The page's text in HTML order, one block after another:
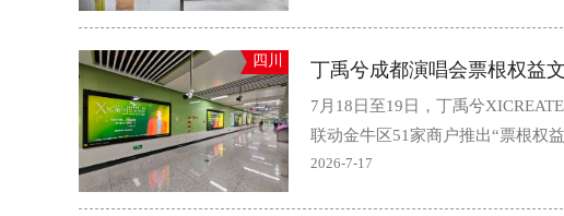
四川 丁禹兮成都演唱会票根权益
7月18日至19日，丁禹兮
联动金牛区51家商户推出“票根权
2026-7-17